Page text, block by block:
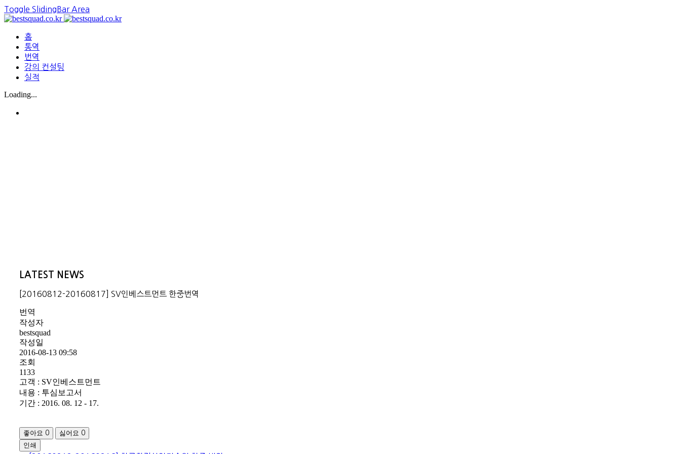
Toggle SlidingBar Area
홈
통역
번역
강의 컨설팅
실적
Loading...
LATEST NEWS
[20160812-20160817] SV인베스트먼트 한중번역
번역
작성자
bestsquad
작성일
2016-08-13 09:58
조회
1133
고객 : SV인베스트먼트
내용 : 투심보고서
기간 : 2016. 08. 12 - 17.
좋아요 0 싫어요 0
인쇄